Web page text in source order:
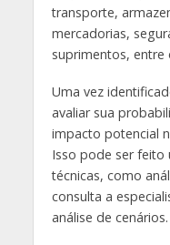
transporte,
mercadorias,
suprimentos, entre
Uma vez
avaliar sua
impacto potencial
Isso pode ser feito
técnicas, como
consulta a
análise de cenários.